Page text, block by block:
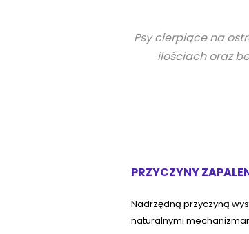
Psy cierpiące na
ilościach oraz
PRZYCZYNY
Nadrzędną przyczyną
naturalnymi